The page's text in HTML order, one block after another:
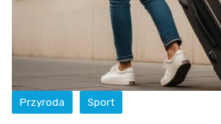
Przyroda Sport